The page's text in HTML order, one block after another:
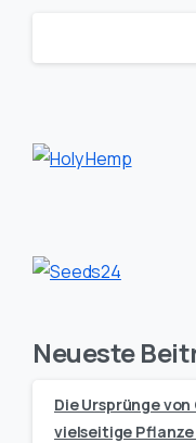
Neueste
Die Ursprünge
vielseitige